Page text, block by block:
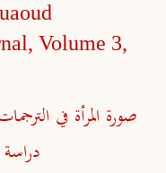
Volume 3,
صورة المرأة في
دراسة